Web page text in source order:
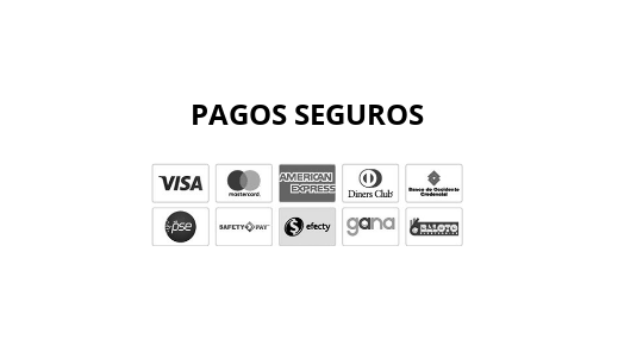
PAGOS SEGUROS